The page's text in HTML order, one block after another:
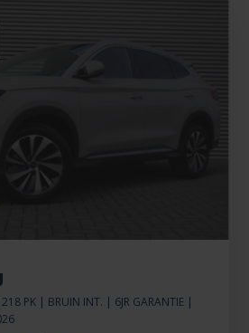
PK | BRUIN INT. | 6JR GARANTIE |